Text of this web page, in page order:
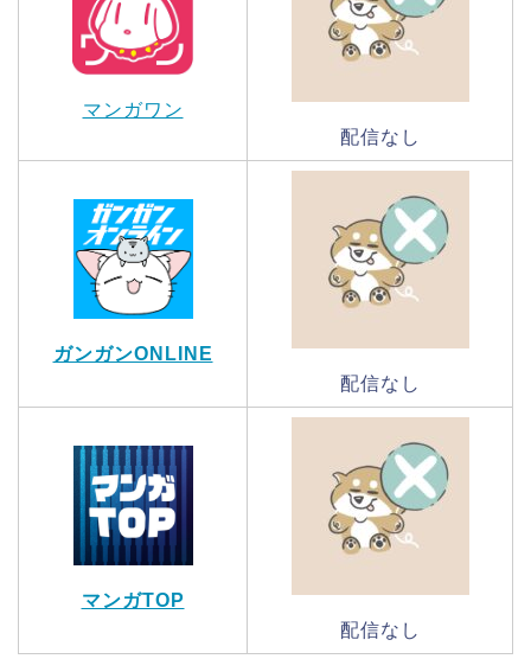
マンガワン
配信なし
ガンガンONLINE
配信なし
マンガTOP
配信なし